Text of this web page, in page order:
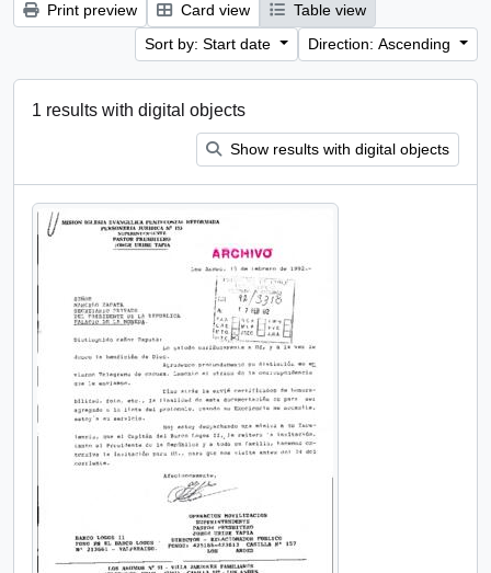
Print preview Card view
Table view
Sort by: Start date
Direction: Ascending
1 results with digital objects
Show results with digital objects